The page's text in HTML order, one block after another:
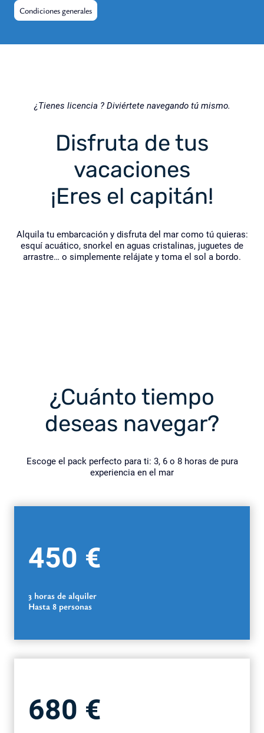
Condiciones generales
¿Tienes licencia ? Diviértete navegando tú mismo.
Disfruta de tus
vacaciones
¡Eres el capitán!
Alquila tu embarcación y disfruta del mar como tú quieras:
esquí acuático, snorkel en aguas cristalinas, juguetes de
arrastre… o simplemente relájate y toma el sol a bordo.
¿Cuánto tiempo
deseas navegar?
Escoge el pack perfecto para ti: 3, 6 o 8 horas de pura
experiencia en el mar
450 €
3 horas de alquiler
Hasta 8 personas
680 €